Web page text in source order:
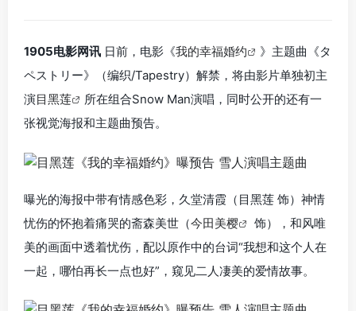
1905电影网讯 日前，电影《我的幸福婚约
》主题曲《タ
ペストリー》（编织/Tapestry）解禁，将由影片单独初主
演目黑莲
所在组合Snow Man演唱，同时公开的还有一
张视觉海报和主题曲预告。
曝光的海报中带有情感色彩，久堂清霞（目黑莲 饰）神情
忧伤的怀抱着痛哭的斋森美世（今田美樱
饰），和风唯
美的画面中透着忧伤，配以原作中的台词“我想和这个人在
一起，哪怕再长一点也好”，窥见二人凄美的爱情故事。